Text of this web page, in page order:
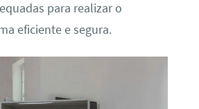
para realizar o
eficiente e segura.